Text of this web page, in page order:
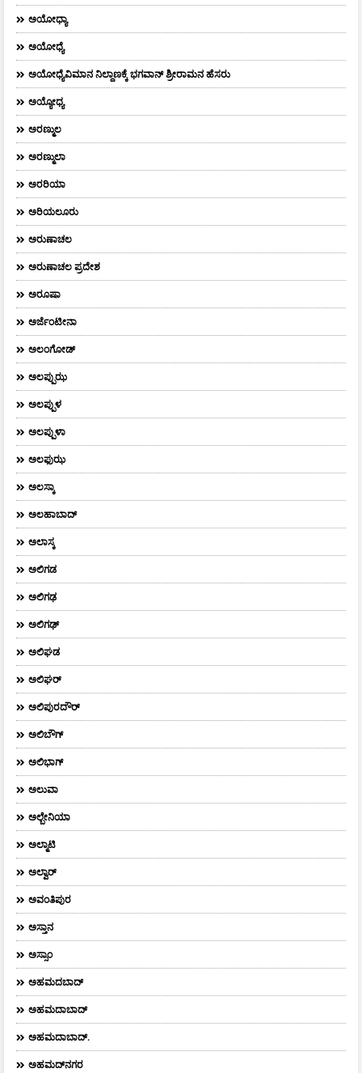
ಅಯೋಧ್ಯಾ
ಅಯೋಧ್ಯೆ
ಅಯೋಧ್ಯೆವಿಮಾನ ನಿಲ್ದಾಣಕ್ಕೆ ಭಗವಾನ್ ಶ್ರೀರಾಮನ ಹೆಸರು
ಅಯ್ಯೋಧ್ಯ
ಅರಣ್ಮುಲ
ಅರಣ್ಮುಲಾ
ಅರರಿಯಾ
ಅರಿಯಲೂರು
ಅರುಣಾಚಲ
ಅರುಣಾಚಲ ಪ್ರದೇಶ
ಅರೂಷಾ
ಅರ್ಜೆಂಟೀನಾ
ಅಲಂಗೋಡ್
ಅಲಪ್ಪುಝ
ಅಲಪ್ಪುಳ
ಅಲಪ್ಪುಳಾ
ಅಲಫುಝ
ಅಲಸ್ಕಾ
ಅಲಹಾಬಾದ್
ಅಲಾಸ್ಕ
ಅಲಿಗಡ
ಅಲಿಗಢ
ಅಲಿಗಢ್
ಅಲಿಘಡ
ಅಲಿಘರ್
ಅಲಿಪುರದೌರ್‌
ಅಲಿಬೌಗ್
ಅಲಿಭಾಗ್
ಅಲುವಾ
ಅಲ್ಬೇನಿಯಾ
ಅಲ್ಮಾಟಿ
ಅಲ್ವಾರ್
ಅವಂತಿಪುರ
ಅಸ್ತಾನ
ಅಸ್ಸಾಂ
ಅಹಮದಬಾದ್
ಅಹಮದಾಬಾದ್
ಅಹಮದಾಬಾದ್‌.
ಅಹಮದ್‌ನಗರ